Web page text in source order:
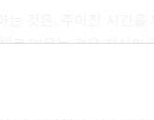
로 머무는 것은 자신